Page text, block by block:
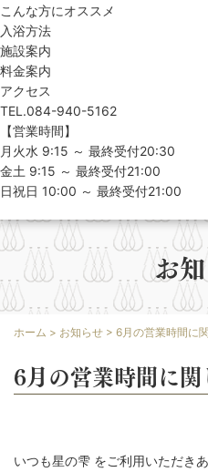
こんな方にオススメ
入浴方法
施設案内
料金案内
アクセス
TEL.084-940-5162
【営業時間】
月火水 9:15 ～ 最終受付20:30
金土 9:15 ～ 最終受付21:00
日祝日 10:00 ～ 最終受付21:00
お
ホーム > お知らせ > 6月の営業時間に
6月の営業時間に関
いつも星の雫 をご利用いただき